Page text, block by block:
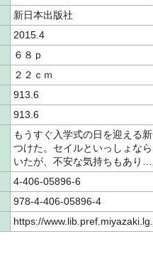
新日本出版社
2015.4
６８ｐ
２２ｃｍ
913.6
913.6
もうすぐ入学式の日を迎える
つけた。セイルといっしょな
いたが、不安な気持ちもあり…
4-406-05896-6
978-4-406-05896-4
https://